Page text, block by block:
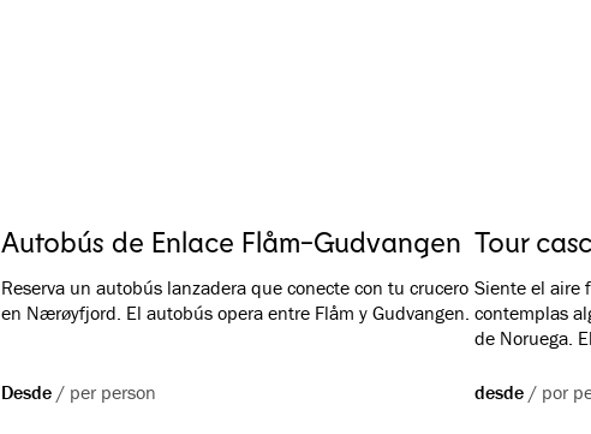
Autobús de Enlace Flåm-Gudvangen
Reserva un autobús lanzadera que conecte con tu crucero
en Nærøyfjord. El autobús opera entre Flåm y Gudvangen.
Desde / per person
Tour
Siente el aire
contemplas
de Noruega.
mágica vista
desde / por